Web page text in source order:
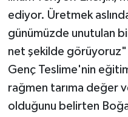
ediyor. Üretmek
günümüzde unutulan
net şekilde
Genç Teslime'nin
rağmen tarıma değer
olduğunu belirten